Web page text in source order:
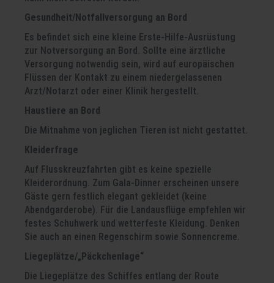
Gesundheit/Notfallversorgung an Bord
Es befindet sich eine kleine Erste-Hilfe-Ausrüstung
zur Notversorgung an Bord. Sollte eine ärztliche
Versorgung notwendig sein, wird auf europäischen
Flüssen der Kontakt zu einem niedergelassenen
Arzt/Notarzt oder einer Klinik hergestellt.
Haustiere an Bord
Die Mitnahme von jeglichen Tieren ist nicht gestattet.
Kleiderfrage
Auf Flusskreuzfahrten gibt es keine spezielle
Kleiderordnung. Zum Gala-Dinner erscheinen unsere
Gäste gern festlich elegant gekleidet (keine
Abendgarderobe). Für die Landausflüge empfehlen wir
festes Schuhwerk und wetterfeste Kleidung. Denken
Sie auch an einen Regenschirm sowie Sonnencreme.
Liegeplätze/„Päckchenlage“
Die Liegeplätze des Schiffes entlang der Route